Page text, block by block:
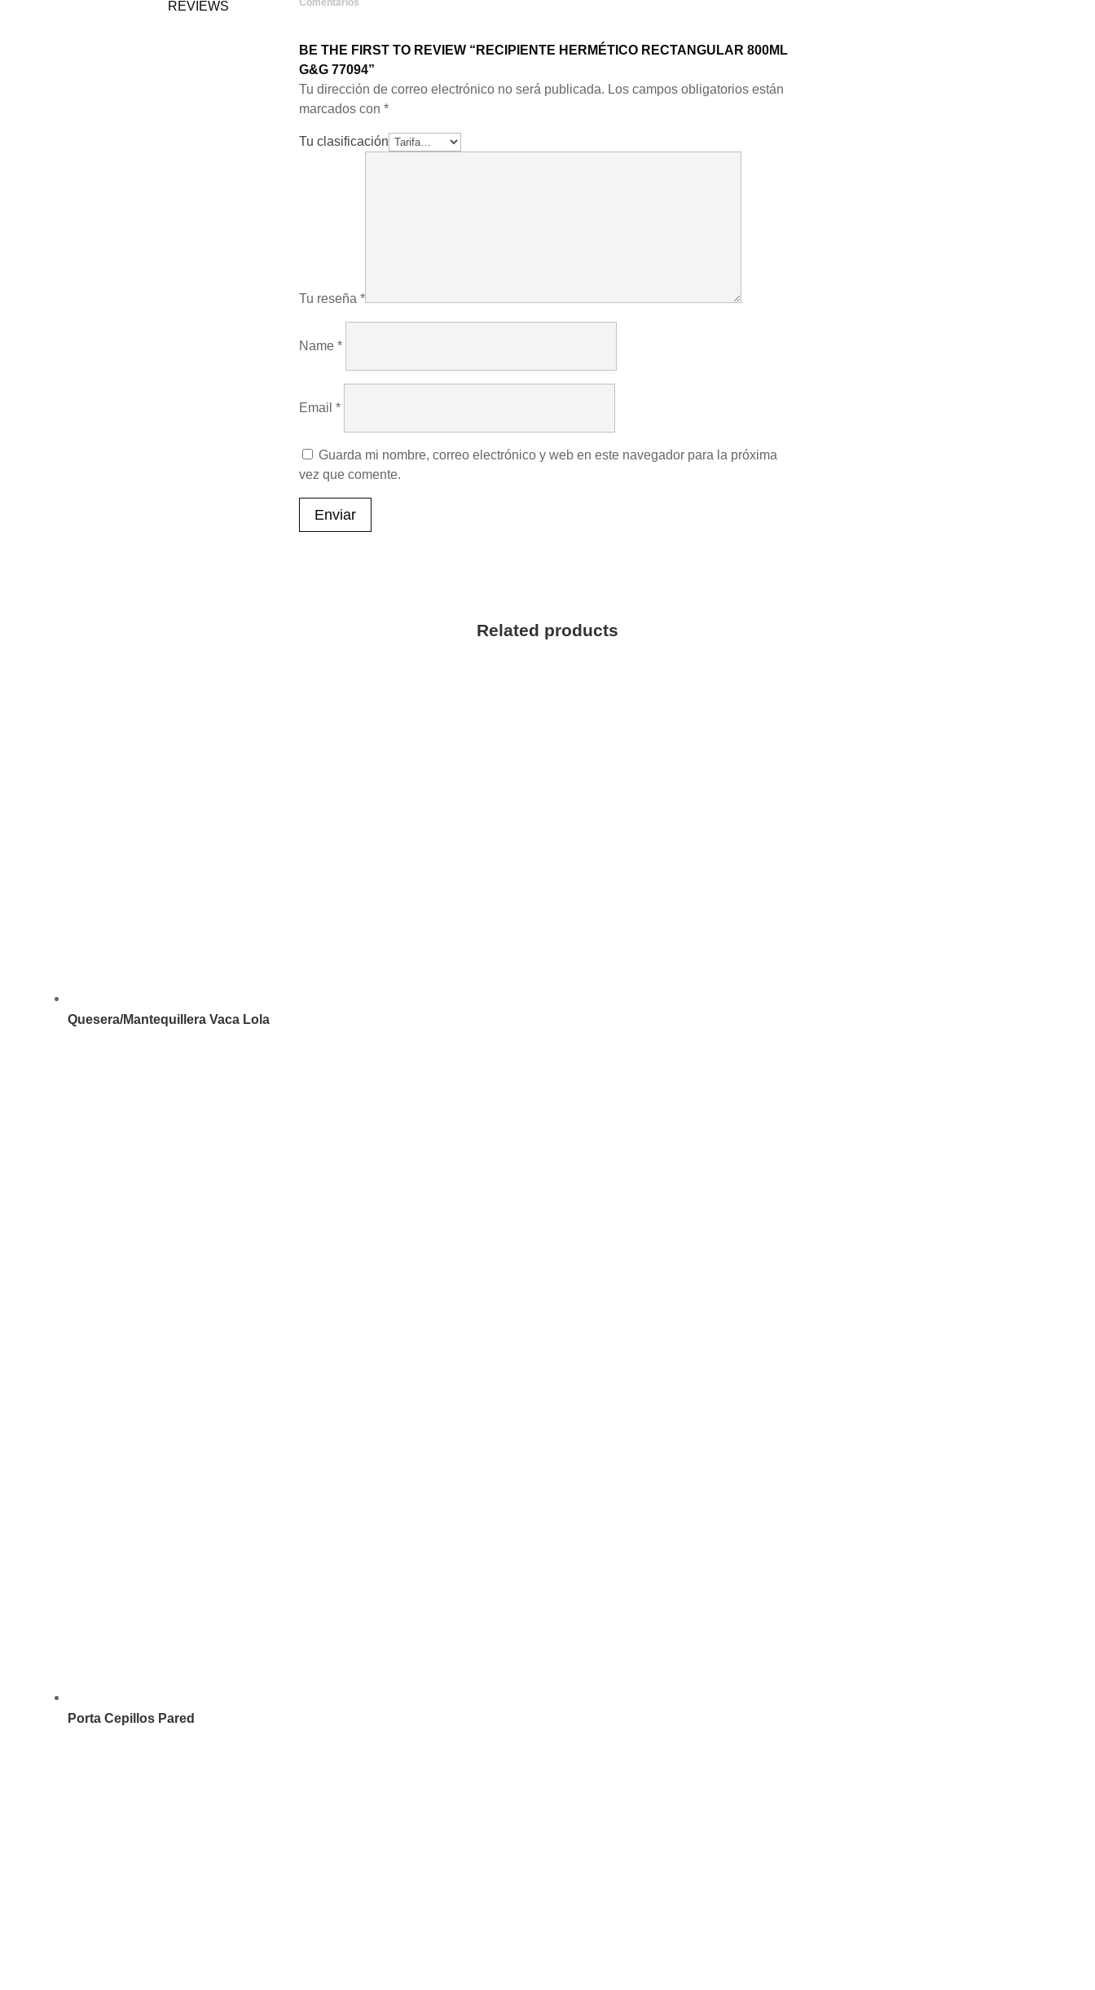
REVIEWS
BE THE FIRST TO REVIEW “RECIPIENTE HERMÉTICO RECTANGULAR 800ML
G&G 77094”
Tu dirección de correo electrónico no será publicada. Los campos obligatorios están
marcados con *
Tu clasificación
Tu reseña *
Name *
Email *
Guarda mi nombre, correo electrónico y web en este navegador para la próxima
vez que comente.
Enviar
Related products
Quesera/Mantequillera Vaca Lola
Porta Cepillos Pared